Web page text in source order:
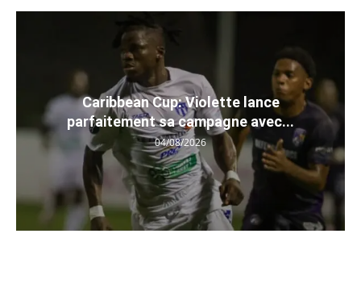
Caribbean Cup: Violette lance
parfaitement sa campagne avec...
04/08/2026